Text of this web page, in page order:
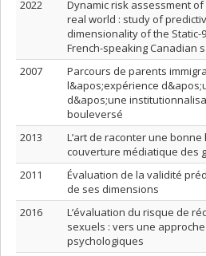
2022
Dynamic risk assessment
real world : study of
dimensionality of the Static-
French-speaking Canadian
2007
Parcours de parents
l&apos;expérience
d&apos;une
bouleversé
2013
L’art de raconter une
couverture médiatique des
2011
Évaluation de la validité
de ses dimensions
2016
L’évaluation du risque de
sexuels : vers une
psychologiques